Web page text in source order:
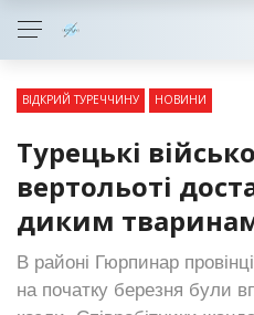
ВІДКРИЙ ТУРЕЧЧИНУ НОВИНИ
Турецькі
вертольоті
диким
В районі Гюрпинар
на початку березня були